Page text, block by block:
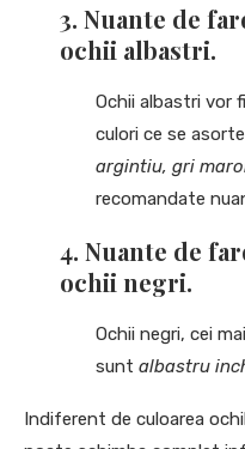
3. Nuante de
ochii albastri.
Ochii albastri vor
culori ce se
argintiu, gri
recomandate
4. Nuante de
ochii negri.
Ochii negri, cei
sunt albastru
Indiferent de culoarea